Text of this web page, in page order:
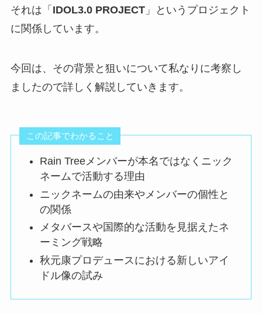
それは「 IDOL3.0 PROJECT」というプロジェクト
に関係しています。
今回は、その背景と狙いについて私なりに考察し
ましたので詳しく解説していきます。
この記事でわかること
Rain Treeメンバーが本名ではなくニック
ネームで活動する理由
ニックネームの由来やメンバーの個性と
の関係
メタバースや国際的な活動を見据えたネ
ーミング戦略
秋元康プロデュースにおける新しいアイ
ドル像の試み